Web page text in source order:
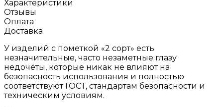
Характеристики
Отзывы
Оплата
Доставка
У изделий с пометкой «2 сорт» есть
незначительные, часто незаметные глазу
недочёты, которые никак не влияют на
безопасность использования и полностью
соответствуют ГОСТ, стандартам безопасности и
техническим условиям.